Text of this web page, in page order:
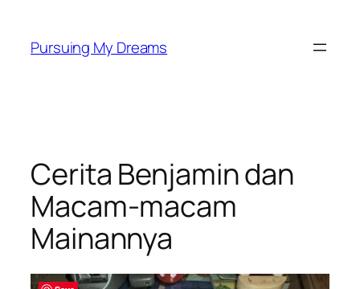
content
Pursuing My Dreams
Cerita Benjamin dan
Macam-macam
Mainannya